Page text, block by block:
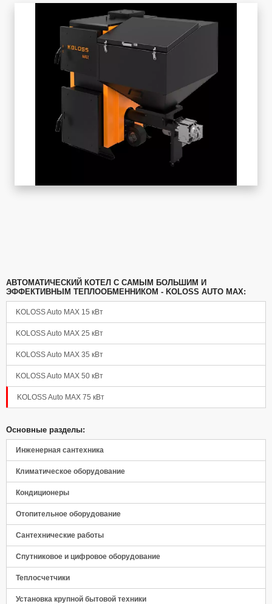
АВТОМАТИЧЕСКИЙ КОТЕЛ С САМЫМ БОЛЬШИМ И
ЭФФЕКТИВНЫМ ТЕПЛООБМЕННИКОМ - KOLOSS AUTO MAX:
KOLOSS Auto MAX 15 кВт
KOLOSS Auto MAX 25 кВт
KOLOSS Auto MAX 35 кВт
KOLOSS Auto MAX 50 кВт
KOLOSS Auto MAX 75 кВт
Основные разделы:
Инженерная сантехника
Климатическое оборудование
Кондиционеры
Отопительное оборудование
Сантехнические работы
Спутниковое и цифровое оборудование
Теплосчетчики
Установка крупной бытовой техники
Панель управления